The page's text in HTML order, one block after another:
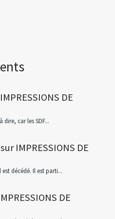
IMPRESSIONS DE
dire, car les SDF...
surIMPRESSIONS DE
décédé. Il est parti...
DE